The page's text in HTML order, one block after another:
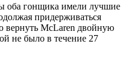
оба гонщика имели лучшие
придерживаться
вернуть McLaren двойную
не было в течение 27